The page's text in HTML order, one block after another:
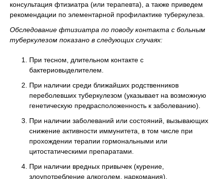
консультация фтизиатра (или терапевта), а также приведем
рекомендации по элементарной профилактике туберкулеза.
Обследование фтизиатра по поводу контакта с больным
туберкулезом показано в следующих случаях:
При тесном, длительном контакте с
бактериовыделителем.
При наличии среди ближайших родственников
переболевших туберкулезом (указывает на возможную
генетическую предрасположенность к заболеванию).
При наличии заболеваний или состояний, вызывающих
снижение активности иммунитета, в том числе при
прохождении терапии гормональными или
цитостатическими препаратами.
При наличии вредных привычек (курение,
злоупотребление алкоголем, наркомания),